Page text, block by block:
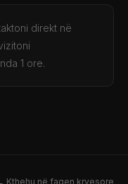
direkt në
1 ore.
Kthehu në faqen kryesore